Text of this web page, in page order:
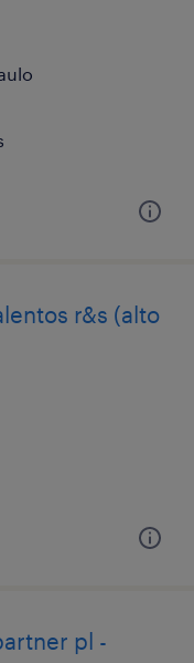
r&s (alto
pl -